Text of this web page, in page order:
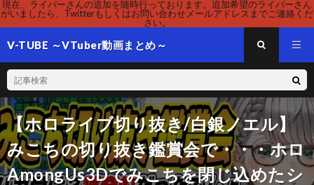
現在、ライバーさんの追加を随時行っております。追加希望のライバーさん
がいましたら、Twitterもしくはお問い合わせメールアドレスまでご連絡くだ
さい。
V-TUBE ～VTuber動画まとめ～
【ホロライブ切り抜き/白銀ノエル】
みこちの切り抜き鑑賞会で・・・ホロ
AmongUs3Dでみこちを閉じ込めたシ